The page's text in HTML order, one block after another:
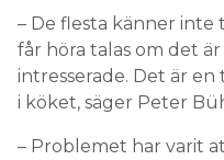
– De flesta känner
får höra talas om det
intresserade. Det är
i köket, säger Peter
– Problemet har varit